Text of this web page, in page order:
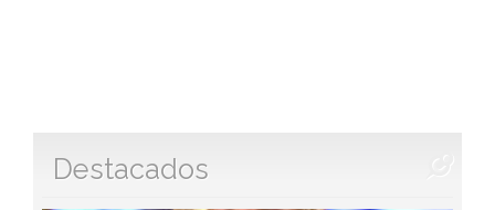
Destacados